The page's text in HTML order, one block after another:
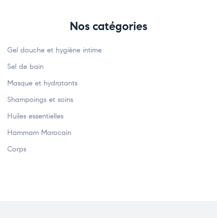
Nos catégories
Gel douche et hygiène intime
Sel de bain
Masque et hydratants
Shampoings et soins
Huiles essentielles
Hammam Marocain
Corps